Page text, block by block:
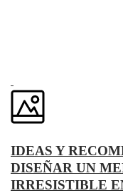
IDEAS Y
DISEÑAR UN
IRRESISTIBLE